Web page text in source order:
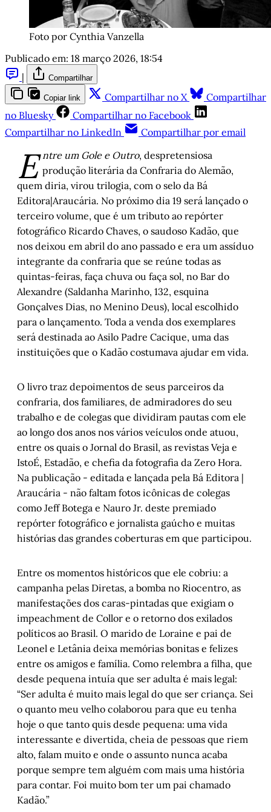
Foto por Cynthia Vanzella
Publicado em: 18 março 2026, 18:54
|
Compartilhar
Copiar link Compartilhar no X
Compartilhar
no Bluesky
Compartilhar no Facebook
Compartilhar no LinkedIn
Compartilhar por email
E ntre um Gole e Outro, despretensiosa
produção literária da Confraria do Alemão,
quem diria, virou trilogia, com o selo da Bá
Editora|Araucária. No próximo dia 19 será lançado o
terceiro volume, que é um tributo ao repórter
fotográfico Ricardo Chaves, o saudoso Kadão, que
nos deixou em abril do ano passado e era um assíduo
integrante da confraria que se reúne todas as
quintas-feiras, faça chuva ou faça sol, no Bar do
Alexandre (Saldanha Marinho, 132, esquina
Gonçalves Dias, no Menino Deus), local escolhido
para o lançamento. Toda a venda dos exemplares
será destinada ao Asilo Padre Cacique, uma das
instituições que o Kadão costumava ajudar em vida.
O livro traz depoimentos de seus parceiros da
confraria, dos familiares, de admiradores do seu
trabalho e de colegas que dividiram pautas com ele
ao longo dos anos nos vários veículos onde atuou,
entre os quais o Jornal do Brasil, as revistas Veja e
IstoÉ, Estadão, e chefia da fotografia da Zero Hora.
Na publicação - editada e lançada pela Bá Editora |
Araucária - não faltam fotos icônicas de colegas
como Jeff Botega e Nauro Jr. deste premiado
repórter fotográfico e jornalista gaúcho e muitas
histórias das grandes coberturas em que participou.
Entre os momentos históricos que ele cobriu: a
campanha pelas Diretas, a bomba no Riocentro, as
manifestações dos caras-pintadas que exigiam o
impeachment de Collor e o retorno dos exilados
políticos ao Brasil. O marido de Loraine e pai de
Leonel e Letânia deixa memórias bonitas e felizes
entre os amigos e família. Como relembra a filha, que
desde pequena intuía que ser adulta é mais legal:
“Ser adulta é muito mais legal do que ser criança. Sei
o quanto meu velho colaborou para que eu tenha
hoje o que tanto quis desde pequena: uma vida
interessante e divertida, cheia de pessoas que riem
alto, falam muito e onde o assunto nunca acaba
porque sempre tem alguém com mais uma história
para contar. Foi muito bom ter um pai chamado
Kadão.”